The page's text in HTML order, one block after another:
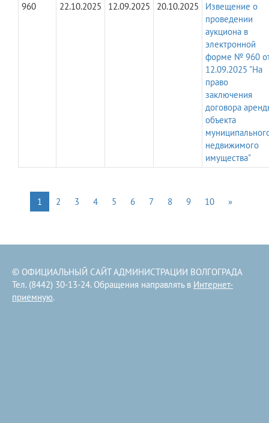
960
22.10.2025 12.09.2025 20.10.2025
Извещение о
проведении
аукциона в
электронной
форме № 960
12.09.2025 "На
право
заключения
договора
объекта
недвижимого
имущества"
1 2 3 4 5 6 7 8 9 10 »
© ОФИЦИАЛЬНЫЙ САЙТ АДМИНИСТРАЦИИ ВОЛГОГРАДА
Тел. (8442) 30-13-24. Обращения направлять в Интернет-
приемную.